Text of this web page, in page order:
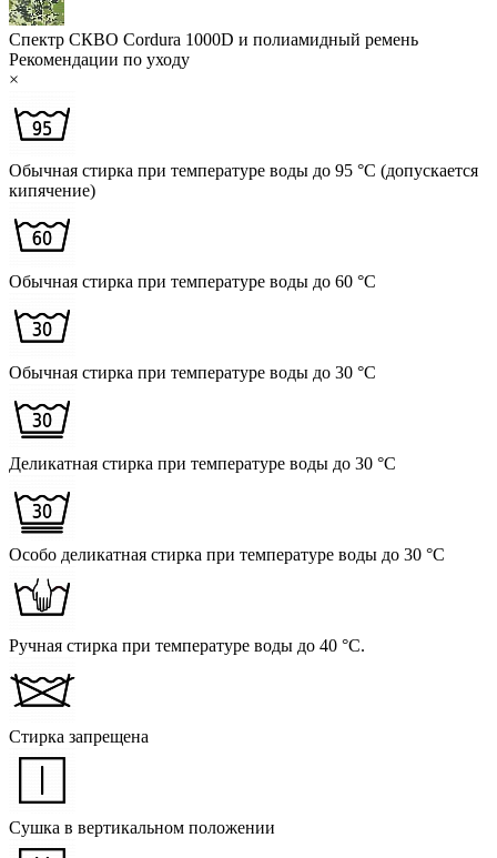
Спектр СКВО Cordura 1000D и полиамидный ремень
Рекомендации по уходу
×
Обычная стирка при температуре воды до 95 °C (допускается
кипячение)
Обычная стирка при температуре воды до 60 °C
Обычная стирка при температуре воды до 30 °C
Деликатная стирка при температуре воды до 30 °C
Особо деликатная стирка при температуре воды до 30 °C
Ручная стирка при температуре воды до 40 °C.
Стирка запрещена
Сушка в вертикальном положении